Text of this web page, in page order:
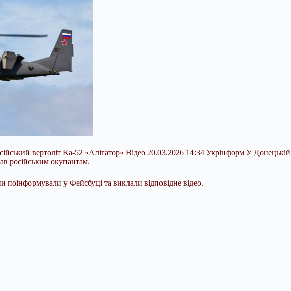
вертоліт Ка-52 «Алігатор» Відео 20.03.2026 14:34 Укрінформ У
російським окупантам.
поінформували у Фейсбуці та виклали відповідне відео.